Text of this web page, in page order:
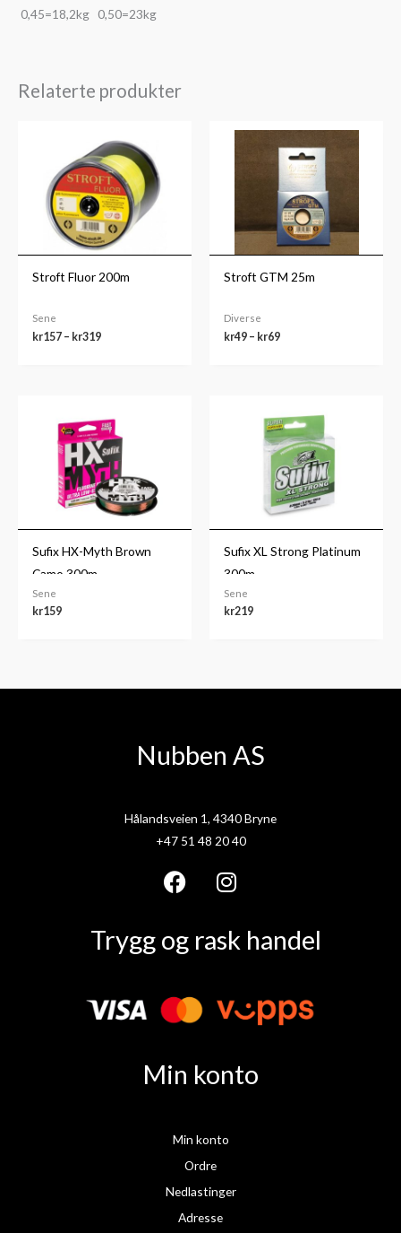
0,45=18,2kg 0,50=23kg
Relaterte produkter
Stroft Fluor 200m
Sene
kr157 – kr319
kr157
til
kr319
Stroft GTM 25m
Diverse
kr49 – kr69
til
kr69
Sufix HX-Myth Brown
Camo 300m
Sene
kr159
Sufix XL Strong Platinum
300m
Sene
kr219
Nubben AS
Hålandsveien 1, 4340 Bryne
+47 51 48 20 40
F
c
b
o
I
s
g
m
Trygg og rask handel
Min konto
Min konto
Ordre
Nedlastinger
Adresse